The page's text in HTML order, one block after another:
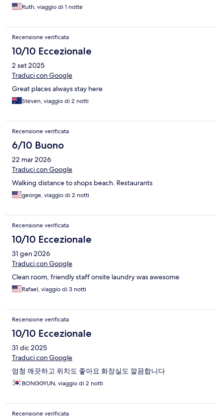
Ruth, viaggio di 1 notte
Recensione verificata
10/10 Eccezionale
2 set 2025
Traduci con Google
Great places always stay here
Steven, viaggio di 2 notti
Recensione verificata
6/10 Buono
22 mar 2026
Traduci con Google
Walking distance to shops beach. Restaurants
george, viaggio di 2 notti
Recensione verificata
10/10 Eccezionale
31 gen 2026
Traduci con Google
Clean room, friendly staff onsite laundry was awesome
Rafael, viaggio di 3 notti
Recensione verificata
10/10 Eccezionale
31 dic 2025
Traduci con Google
엄청 깨끗하고 위치도 좋아요 화장실도 깔끔합니다
BONGGYUN, viaggio di 2 notti
Recensione verificata